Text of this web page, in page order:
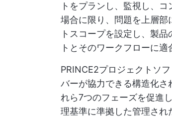
トをプランし、監視し、
場合に限り、問題を上層部
トスコープを設定し、製
トとそのワークフローに適
PRINCE2プロジェクトソ
バーが協力できる構造化さ
れら7つのフェーズを促進
理基準に準拠した管理され